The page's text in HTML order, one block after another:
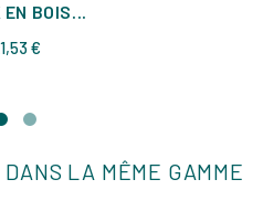
BOIS...
€Prix
LA MÊME GAMME